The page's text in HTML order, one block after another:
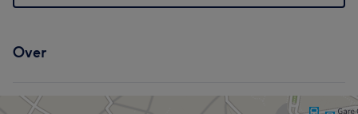
Over